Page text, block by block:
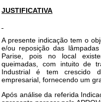
JUSTIFICATIVA
A presente indicação tem o
e/ou reposição das
Parise, pois no local
queimadas, com intuito de
Industrial é tem crescido
empresarial, fornecendo um
Após análise da referida